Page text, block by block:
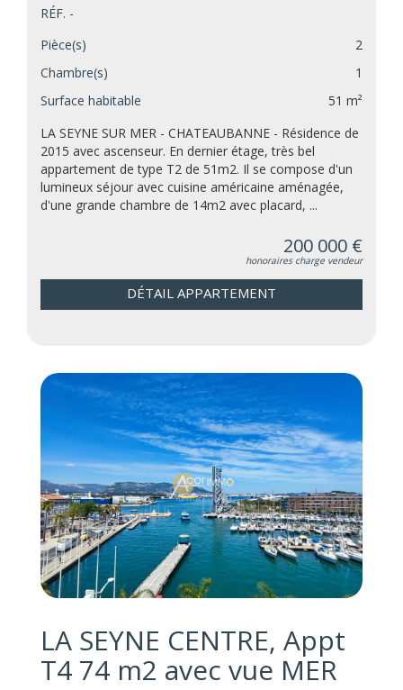
RÉF. -
Pièce(s)
2
Chambre(s)
1
Surface habitable
51 m²
LA SEYNE SUR MER - CHATEAUBANNE - Résidence de
2015 avec ascenseur. En dernier étage, très bel
appartement de type T2 de 51m2. Il se compose d'un
lumineux séjour avec cuisine américaine aménagée,
d'une grande chambre de 14m2 avec placard, ...
200 000 €
honoraires charge vendeur
DÉTAIL APPARTEMENT
LA SEYNE CENTRE, Appt
T4 74 m2 avec vue MER